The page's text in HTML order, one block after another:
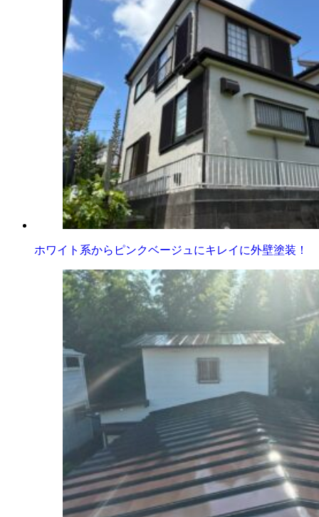
ホワイト系からピンクベージュにキレイに外壁塗装！